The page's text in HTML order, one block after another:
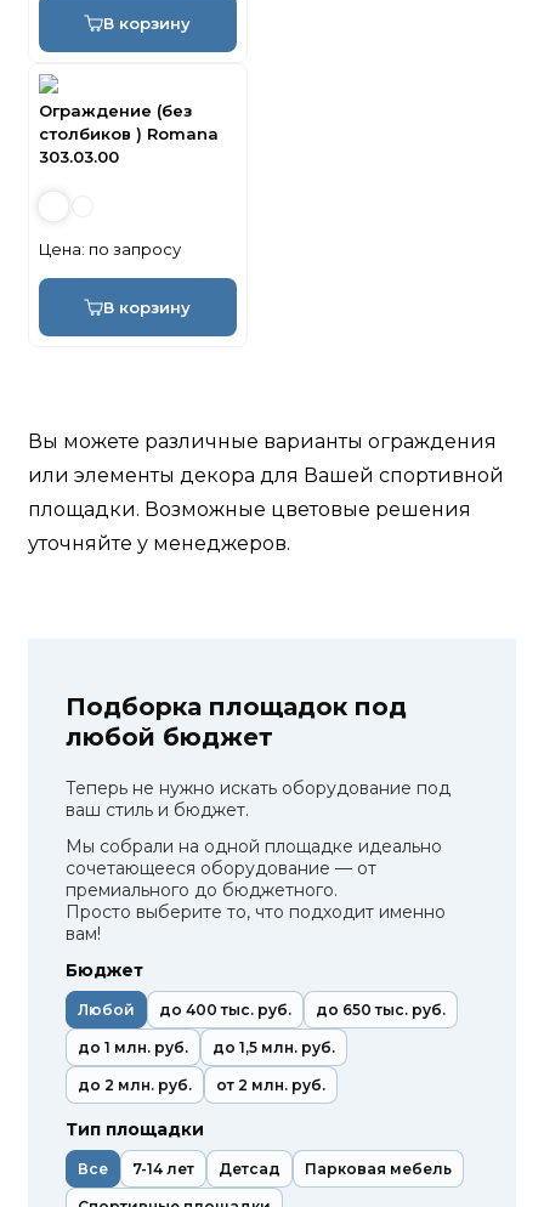
В корзину
Ограждение (без
столбиков ) Romana
303.03.00
Цена: по запросу
В корзину
Вы можете различные варианты ограждения
или элементы декора для Вашей спортивной
площадки. Возможные цветовые решения
уточняйте у менеджеров.
Подборка площадок под
любой бюджет
Теперь не нужно искать оборудование под
ваш стиль и бюджет.
Мы собрали на одной площадке идеально
сочетающееся оборудование — от
премиального до бюджетного.
Просто выберите то, что подходит именно
вам!
Бюджет
Любой до 400 тыс. руб. до 650 тыс. руб.
до 1 млн. руб. до 1,5 млн. руб.
до 2 млн. руб. от 2 млн. руб.
Тип площадки
Все 7-14 лет Детсад Парковая мебель